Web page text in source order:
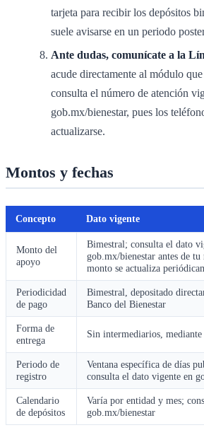
tarjeta para recibir los depósitos
suele avisarse en un periodo
Ante dudas, comunícate a la
acude directamente al módulo
consulta el número de atención
gob.mx/bienestar, pues los
actualizarse.
Montos y fechas
Concepto Dato vigente
Monto del
apoyo
Bimestral; consulta el dato
gob.mx/bienestar antes de
monto se actualiza
Periodicidad
de pago
Bimestral, depositado
Banco del Bienestar
Forma de
entrega
Sin intermediarios,
Periodo de
registro
Ventana específica de días
consulta el dato vigente en
Calendario
de depósitos
Varía por entidad y mes;
gob.mx/bienestar